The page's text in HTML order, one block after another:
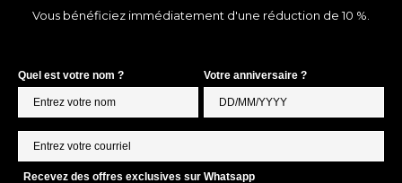
Vous bénéficiez immédiatement d'une réduction de 10 %.
Quel est votre nom ? Votre anniversaire ?
Recevez des offres exclusives sur Whatsapp